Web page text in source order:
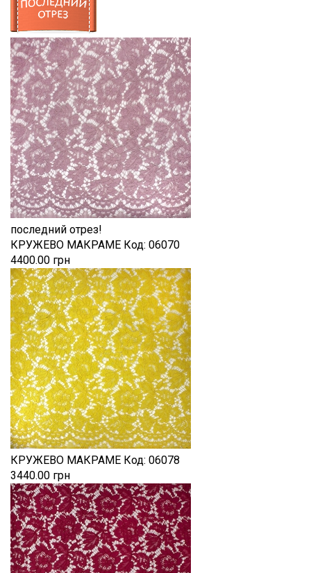
последний отрез!
КРУЖЕВО МАКРАМЕ Код: 06070
4400.00 грн
КРУЖЕВО МАКРАМЕ Код: 06078
3440.00 грн